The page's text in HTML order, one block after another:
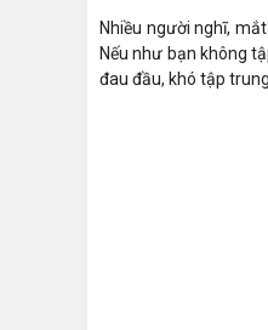
Nhiều người nghĩ,
Nếu như bạn không
đau đầu, khó tập